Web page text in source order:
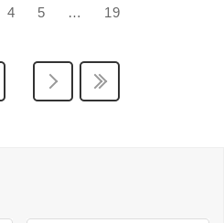
4 5 … 19